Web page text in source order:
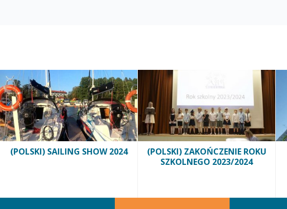
(POLSKI) SAILING SHOW 2024
(POLSKI) ZAKOŃCZENIE ROKU
SZKOLNEGO 2023/2024